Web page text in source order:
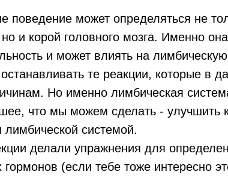
поведение может определяться не
и корой головного мозга. Именно
и может влиять на
те реакции, которые в
Но именно лимбическая
что мы можем сделать - улучшить
лимбической системой.
делали упражнения для
(если тебе тоже интересно